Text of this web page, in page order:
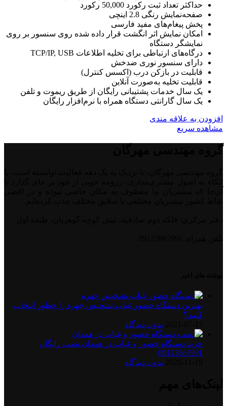
حداکثر تعداد ثبت رکورد 50,000 رکورد
صفحه‌نمایش رنگی 2.8 اینچی
پخش پیغام‌های مفید فارسی
امکان نمایش اثر انگشت قرار داده شده روی سنسور بر روی
نمایشگر دستگاه
درگاه‌های ارتباطی برای تخلیه اطلاعات TCP/IP, USB
دارای سنسور نوری ضدخش
قابلیت در بازکن درب (اكسس كنترل)
قابلیت تخلیه به‌صورت آنلاین
یک سال خدمات پشتیبانی رایگان از طریق ریموت و تلفن
یک سال گارانتی دستگاه همراه با نرم‌افزار رایگان
افزودن به علاقه مندی
مشاهده سریع
بهترین دستگاه حضور غیاب تشخیص چهره را چطور انتخاب
کنیم؟
بدون دیدگاه
خرید دستگاه حضور و غیاب در همدان نصب رایگان
09123867991
بدون دیدگاه